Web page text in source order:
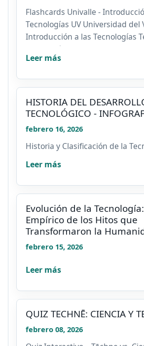
Flashcards Univalle -
Tecnologías UV Universidad del
Introducción a las Tecnologías
Producción Agroambiental...
Leer más
HISTORIA DEL
TECNOLÓGICO -
febrero 16, 2026
Historia y Clasificación de la
Leer más
Evolución de la
Empírico de los Hitos que
Transformaron la
febrero 15, 2026
Leer más
QUIZ TECHNĒ: CIENCIA Y
febrero 08, 2026